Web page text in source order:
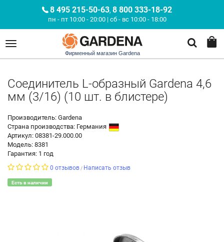
8 495 215-50-63, 8 800 333-18-92
пн - пт 10:00 - 20:00 | сб - вс 10:00 - 18:00
Фирменный магазин Gardena
Соединитель L-образный Gardena 4,6
мм (3/16) (10 шт. в блистере)
Производитель: Gardena
Страна производства: Германия
Артикул: 08381-29.000.00
Модель: 8381
Гарантия: 1 год
0 отзывов / Написать отзыв
Есть в наличии